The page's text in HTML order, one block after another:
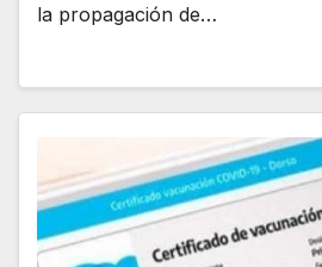
la propagación de…